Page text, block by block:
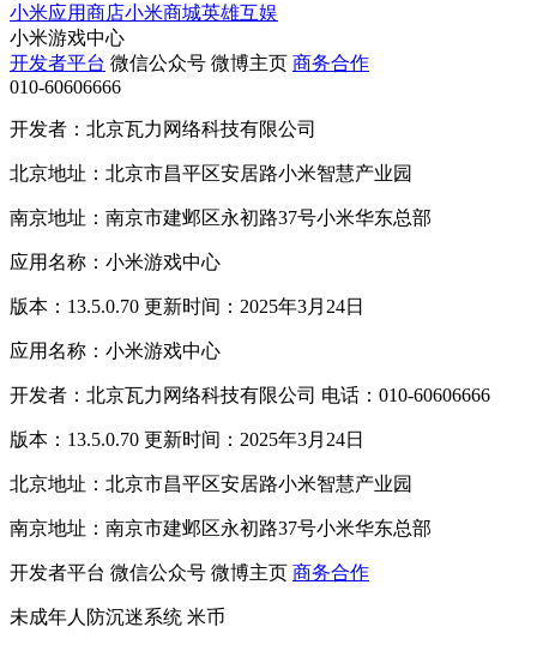
小米应用商店小米商城英雄互娱
小米游戏中心
开发者平台 微信公众号 微博主页 商务合作
010-60606666
开发者：北京瓦力网络科技有限公司
北京地址：北京市昌平区安居路小米智慧产业园
南京地址：南京市建邺区永初路37号小米华东总部
应用名称：小米游戏中心
版本：13.5.0.70 更新时间：2025年3月24日
应用名称：小米游戏中心
开发者：北京瓦力网络科技有限公司 电话：010-60606666
版本：13.5.0.70 更新时间：2025年3月24日
北京地址：北京市昌平区安居路小米智慧产业园
南京地址：南京市建邺区永初路37号小米华东总部
开发者平台 微信公众号 微博主页 商务合作
未成年人防沉迷系统 米币